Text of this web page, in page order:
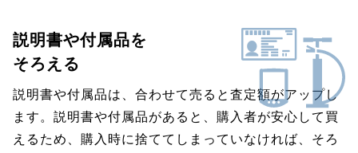
説明書や付属品を
そろえる
説明書や付属品は、合わせて売ると査定額がアップし
ます。説明書や付属品があると、購入者が安心して買
えるため、購入時に捨ててしまっていなければ、そろ